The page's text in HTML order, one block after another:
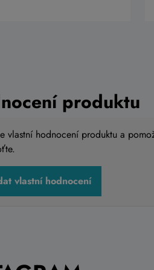
produktu
vlastní hodnocení produktu a
vlastní hodnocení